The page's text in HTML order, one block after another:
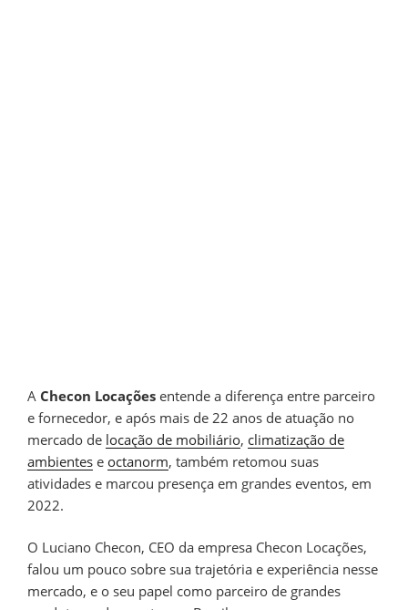
A Checon Locações entende a diferença entre parceiro
e fornecedor, e após mais de 22 anos de atuação no
mercado de locação de mobiliário, climatização de
ambientes e octanorm, também retomou suas
atividades e marcou presença em grandes eventos, em
2022.
O Luciano Checon, CEO da empresa Checon Locações,
falou um pouco sobre sua trajetória e experiência nesse
mercado, e o seu papel como parceiro de grandes